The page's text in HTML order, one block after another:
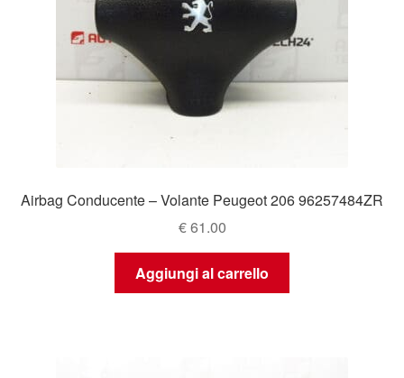
Airbag Conducente – Volante Peugeot 206 96257484ZR
€61.00
Aggiungi al carrello